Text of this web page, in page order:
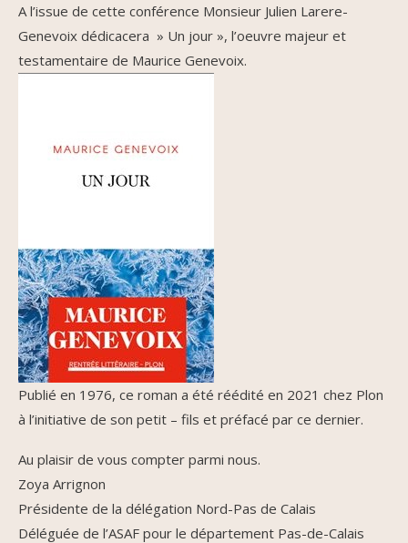
A l’issue de cette conférence Monsieur Julien Larere-
Genevoix dédicacera » Un jour », l’oeuvre majeur et
testamentaire de Maurice Genevoix.
Publié en 1976, ce roman a été réédité en 2021 chez Plon
à l’initiative de son petit – fils et préfacé par ce dernier.
Au plaisir de vous compter parmi nous.
Zoya Arrignon
Présidente de la délégation Nord-Pas de Calais
Déléguée de l’ASAF pour le département Pas-de-Calais